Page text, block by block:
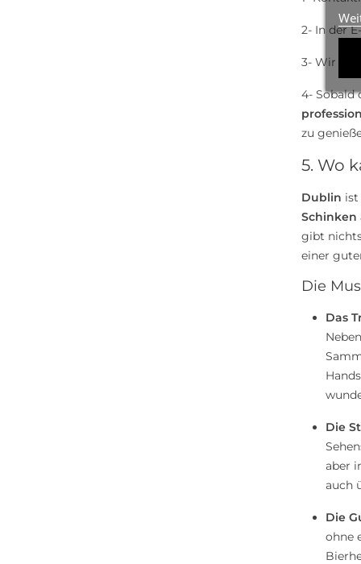
2- In der
3- Wir
4- Sobald
zu
5. Wo
Dublin ist
Schinken
gibt
einer
Die
Das
Die
aber
auch
Die
ohne